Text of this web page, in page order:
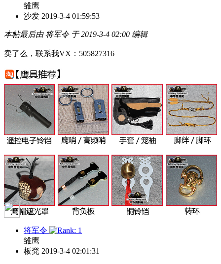
雏鹰
沙发 2019-3-4 01:59:53
本帖最后由 将军令 于 2019-3-4 02:00 编辑
卖了么，联系我VX：505827316
将军令
雏鹰
板凳 2019-3-4 02:01:31